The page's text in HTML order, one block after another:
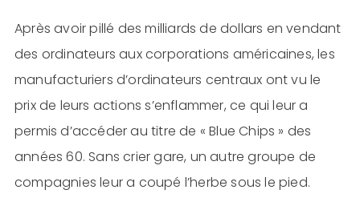
Après avoir pillé des milliards de dollars en vendant
des ordinateurs aux corporations américaines, les
manufacturiers d’ordinateurs centraux ont vu le
prix de leurs actions s’enflammer, ce qui leur a
permis d’accéder au titre de « Blue Chips » des
années 60. Sans crier gare, un autre groupe de
compagnies leur a coupé l’herbe sous le pied.